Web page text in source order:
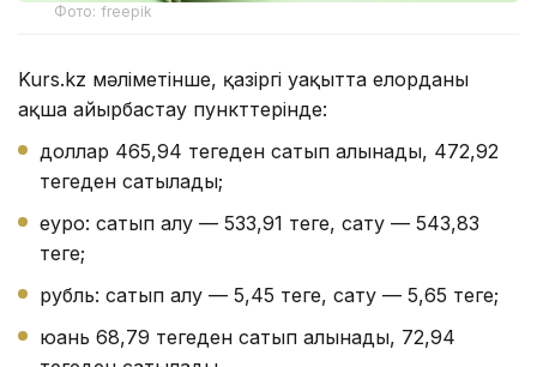
Фото: freepik
Kurs.kz мәліметінше, қазіргі уақытта елорданың
ақша айырбастау пункттерінде:
доллар 465,94 теңгеден сатып алынады, 472,92
теңгеден сатылады;
еуро: сатып алу — 533,91 теңге, сату — 543,83
теңге;
рубль: сатып алу — 5,45 теңге, сату — 5,65 теңге;
юань 68,79 теңгеден сатып алынады, 72,94